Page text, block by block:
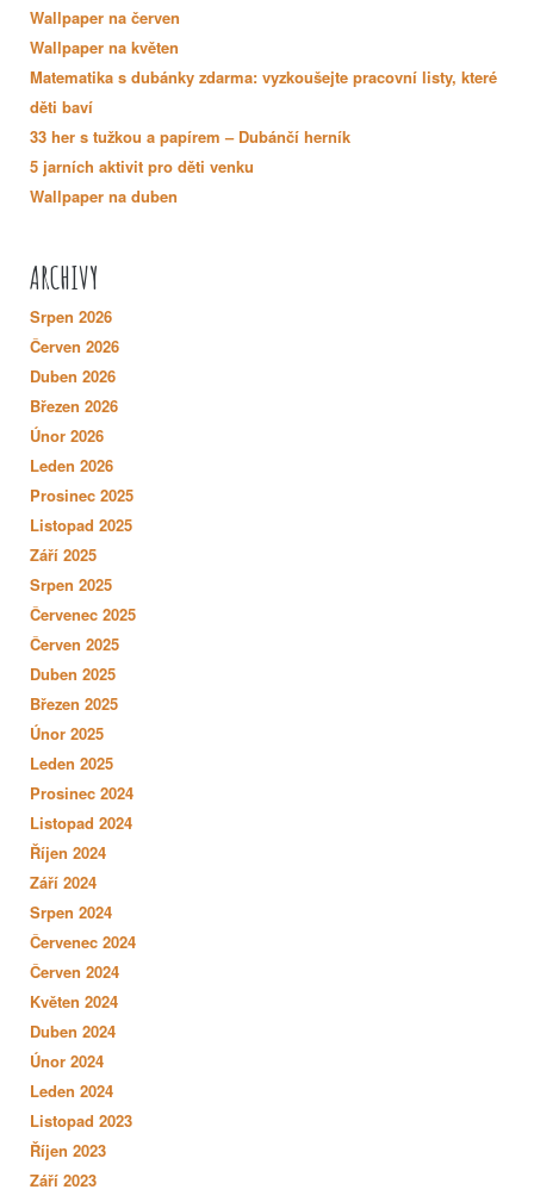
Wallpaper na červen
Wallpaper na květen
Matematika s dubánky zdarma: vyzkoušejte pracovní listy, které
děti baví
33 her s tužkou a papírem – Dubánčí herník
5 jarních aktivit pro děti venku
Wallpaper na duben
ARCHIVY
Srpen 2026
Červen 2026
Duben 2026
Březen 2026
Únor 2026
Leden 2026
Prosinec 2025
Listopad 2025
Září 2025
Srpen 2025
Červenec 2025
Červen 2025
Duben 2025
Březen 2025
Únor 2025
Leden 2025
Prosinec 2024
Listopad 2024
Říjen 2024
Září 2024
Srpen 2024
Červenec 2024
Červen 2024
Květen 2024
Duben 2024
Únor 2024
Leden 2024
Listopad 2023
Říjen 2023
Září 2023